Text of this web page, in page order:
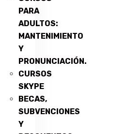
PARA
ADULTOS:
MANTENIMIENTO
Y
PRONUNCIACIÓN.
CURSOS
SKYPE
BECAS,
SUBVENCIONES
Y